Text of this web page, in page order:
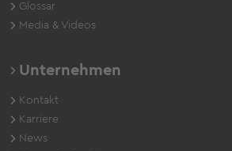
Glossar
Media & Videos
Unternehmen
Kontakt
Karriere
News